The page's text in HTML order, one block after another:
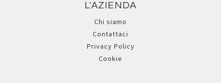
L'AZIENDA
Chi siamo
Contattaci
Privacy Policy
Cookie